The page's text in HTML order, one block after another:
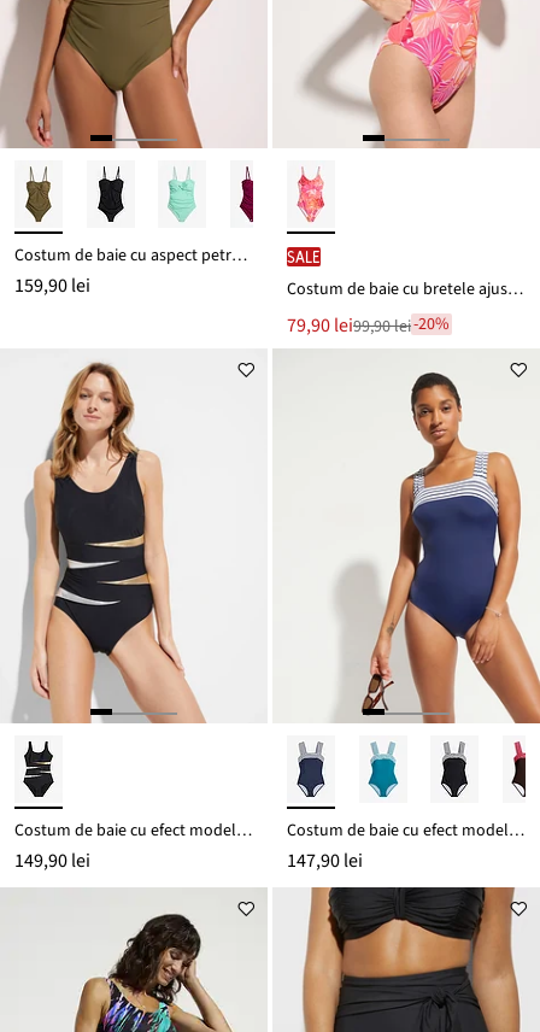
Costum de baie cu aspect petrecut, cu efect de modelare ușor
159,90 lei
SALE
Costum de baie cu bretele ajustabile
Noul
preț
79,90 lei
Reducere99,90 lei-20%
Costum de baie cu efect modelator puternic, cu inserții
149,90 lei
Costum de baie cu efect modelator mediu, cu bretele late
147,90 lei